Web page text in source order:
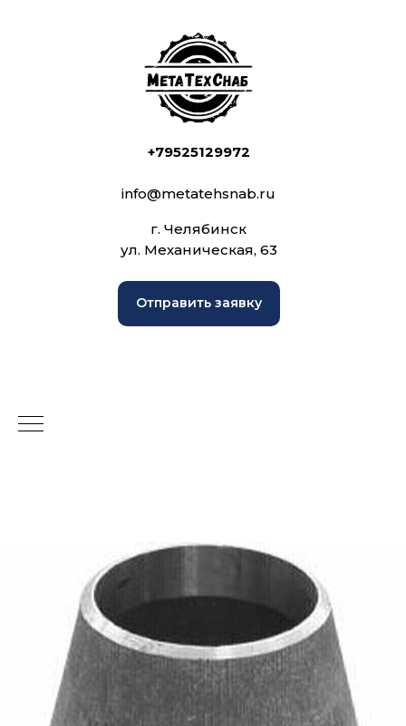
+79525129972
info@metatehsnab.ru
г. Челябинск
ул. Механическая, 63
Отправить заявку